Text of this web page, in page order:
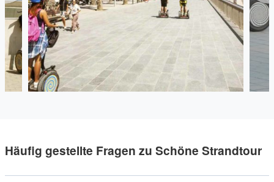
Häufig gestellte Fragen zu Schöne Strandtour